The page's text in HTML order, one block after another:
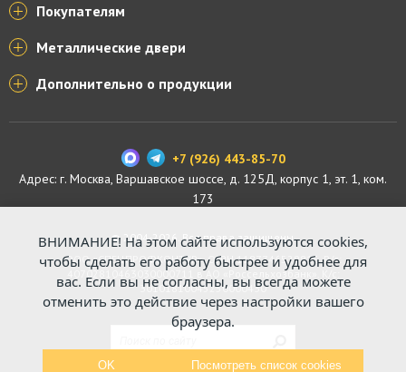
Покупателям
Металлические двери
Дополнительно о продукции
+7 (926) 443-85-70
Адрес: г. Москва, Варшавское шоссе, д. 125Д, корпус 1, эт. 1, ком.
173
© 2004-2026. Все права защищены.
ООО «СПЕЦПРОФКОНТУР», ОГРН 1187746529816. Р/с:
40702810463030000711 в АО «Россельхозбанк». К/с:
30101810045250000430
ВНИМАНИЕ! На этом сайте используются cookies,
чтобы сделать его работу быстрее и удобнее для
вас. Если вы не согласны, вы всегда можете
отменить это действие через настройки вашего
браузера.
OK Посмотреть список cookies